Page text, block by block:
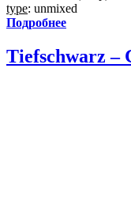
type: unmixed
Подробнее
Tiefschwarz –